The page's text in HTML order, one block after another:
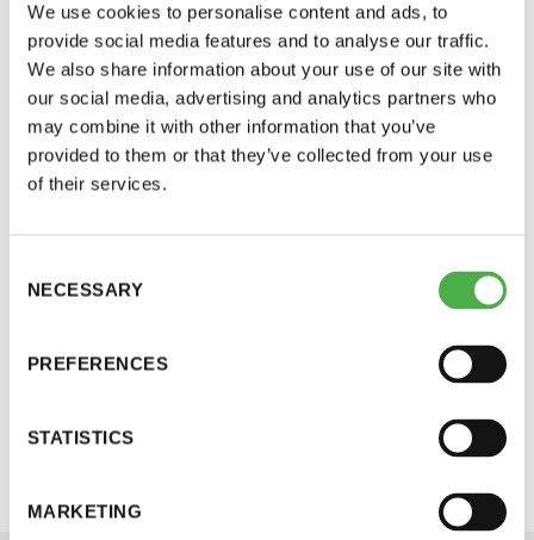
We use cookies to personalise content and ads, to
provide social media features and to analyse our traffic.
We also share information about your use of our site with
our social media, advertising and analytics partners who
may combine it with other information that you’ve
provided to them or that they’ve collected from your use
of their services.
Selection
NECESSARY
PREFERENCES
STATISTICS
MARKETING
Saunatalo on avoinna
-Miesten päivät tiistai, keskiviikko,
-Kuukauden ensimmäinen lauantai on on
JAA:
Ylen aamu-tv:ssä on torstai-aamuna 26.5. yhtenä
aiheena saunan lämmitys. Studiossa
toiminnanjohtaja Katariina Styrman. Sauna-aihetta